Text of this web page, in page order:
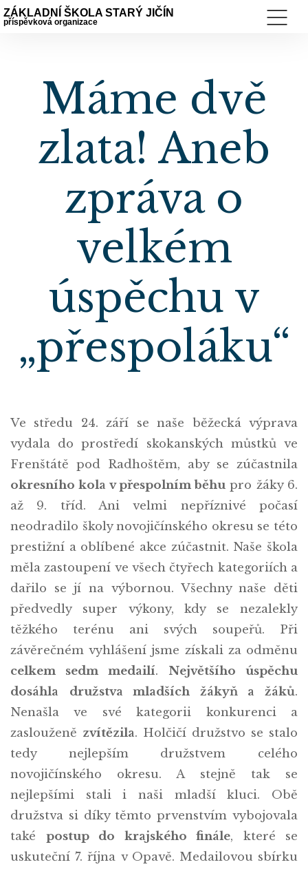
ZÁKLADNÍ ŠKOLA STARÝ JIČÍN
příspěvková organizace
Máme dvě
zlata! Aneb
zpráva o
velkém
úspěchu v
„přespoláku“
Ve středu 24. září se naše běžecká výprava
vydala do prostředí skokanských můstků ve
Frenštátě pod Radhoštěm, aby se zúčastnila
okresního kola v přespolním běhu pro žáky 6.
až 9. tříd. Ani velmi nepříznivé počasí
neodradilo školy novojičínského okresu se této
prestižní a oblíbené akce zúčastnit. Naše škola
měla zastoupení ve všech čtyřech kategoriích a
dařilo se jí na výbornou. Všechny naše děti
předvedly super výkony, kdy se nezalekly
těžkého terénu ani svých soupeřů. Při
závěrečném vyhlášení jsme získali za odměnu
celkem sedm medailí. Největšího úspěchu
dosáhla
družstva mladších žákyň a žáků.
Nenašla ve své kategorii konkurenci a
zaslouženě zvítězila. Holčičí družstvo se stalo
tedy nejlepším družstvem celého
novojičínského okresu. A stejně tak se
nejlepšími stali i naši mladší kluci. Obě
družstva si díky těmto prvenstvím vybojovala
také postup do krajského finále, které se
uskuteční 7. října v Opavě. Medailovou sbírku